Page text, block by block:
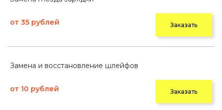
от 35 рублей Заказать
Замена и восстановление шлейфов
от 10 рублей Заказать